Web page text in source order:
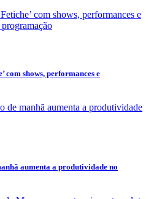
com shows, performances e
aumenta a produtividade no